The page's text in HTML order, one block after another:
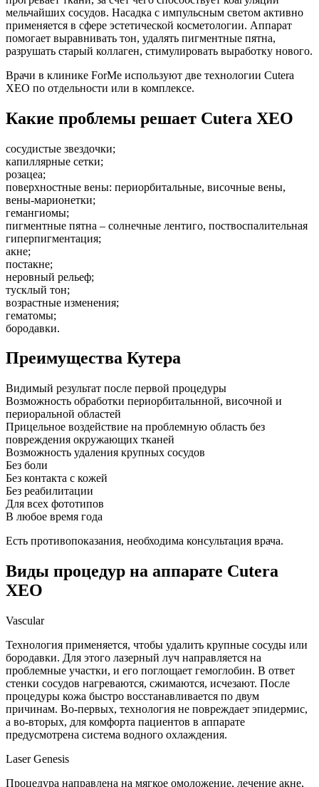
мельчайших сосудов. Насадка с импульсным светом активно
применяется в сфере эстетической косметологии. Аппарат
помогает выравнивать тон, удалять пигментные пятна,
разрушать старый коллаген, стимулировать выработку нового.
Врачи в клинике ForMe используют две технологии Cutera
XEO по отдельности или в комплексе.
Какие проблемы решает Cutera XEO
сосудистые звездочки;
капиллярные сетки;
розацеа;
поверхностные вены: периорбитальные, височные вены,
вены-марионетки;
гемангиомы;
пигментные пятна – солнечные лентиго, поствоспалительная
гиперпигментация;
акне;
постакне;
неровный рельеф;
тусклый тон;
возрастные изменения;
гематомы;
бородавки.
Преимущества Кутера
Видимый результат после первой процедуры
Возможность обработки периорбитальнной, височной и
периоральной областей
Прицельное воздействие на проблемную область без
повреждения окружающих тканей
Возможность удаления крупных сосудов
Без боли
Без контакта с кожей
Без реабилитации
Для всех фототипов
В любое время года
Есть противопоказания, необходима консультация врача.
Виды процедур на аппарате Cutera
XEO
Vascular
Технология применяется, чтобы удалить крупные сосуды или
бородавки. Для этого лазерный луч направляется на
проблемные участки, и его поглощает гемоглобин. В ответ
стенки сосудов нагреваются, сжимаются, исчезают. После
процедуры кожа быстро восстанавливается по двум
причинам. Во-первых, технология не повреждает эпидермис,
а во-вторых, для комфорта пациентов в аппарате
предусмотрена система водного охлаждения.
Laser Genesis
Процедура направлена на мягкое омоложение, лечение акне,